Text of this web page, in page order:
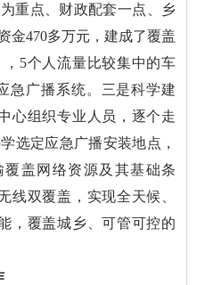
重点、财政配套一点、乡
金470多万元，建成了覆盖
，5个人流量比较集中的车
急广播系统。三是科学建
心组织专业人员，逐个走
选定应急广播安装地点，
盖网络资源及其基础条
线双覆盖，实现全天候、
，覆盖城乡、可管可控的